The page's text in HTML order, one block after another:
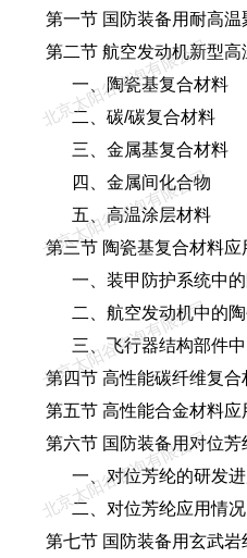
第一节 国防装备用耐高温
第二节 航空发动机新型高
一、陶瓷基复合材料
二、碳/碳复合材料
三、金属基复合材料
四、金属间化合物
五、高温涂层材料
第三节 陶瓷基复合材料应
一、装甲防护系统中的
二、航空发动机中的陶
三、飞行器结构部件中
第四节 高性能碳纤维复合
第五节 高性能合金材料应
第六节 国防装备用对位芳
一、对位芳纶的研发进
二、对位芳纶应用情况
第七节 国防装备用玄武岩
北京太阳谷咨询有限公司
北京太阳谷咨询有限公司
北京太阳谷咨询有限公司
北京太阳谷咨询有限公司